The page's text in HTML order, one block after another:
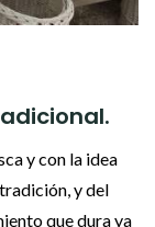
y con la idea
y del
que dura ya